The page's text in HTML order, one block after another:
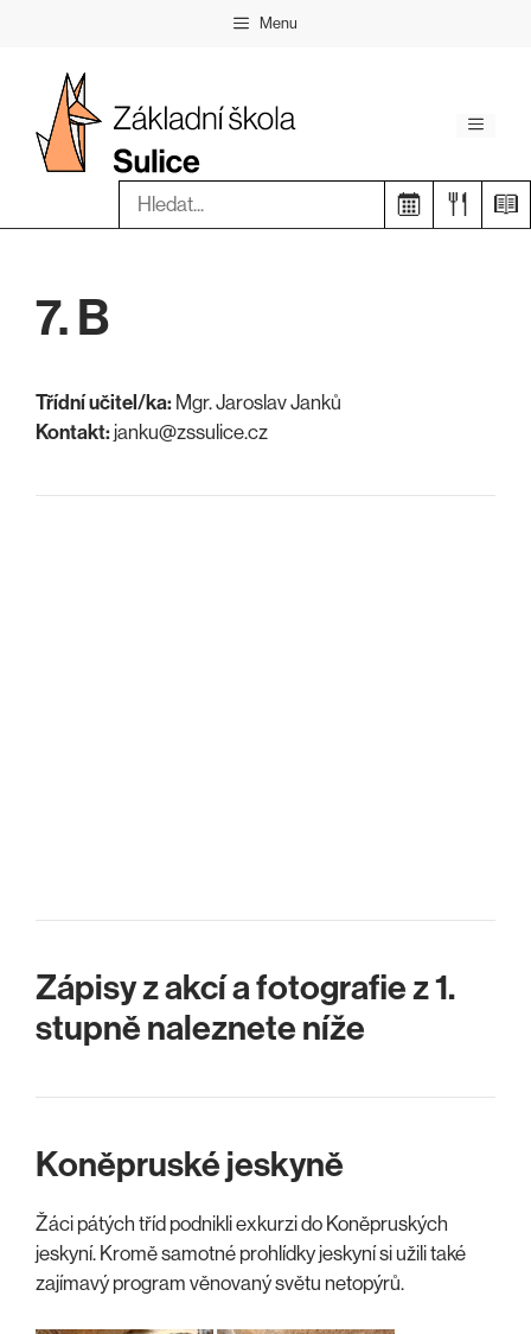
Menu
Menu
Hledat:
7. B
Třídní učitel/ka: Mgr. Jaroslav Janků
Kontakt: janku@zssulice.cz
Zápisy z akcí a fotografie z 1.
stupně naleznete níže
Koněpruské jeskyně
Žáci pátých tříd podnikli exkurzi do Koněpruských
jeskyní. Kromě samotné prohlídky jeskyní si užili také
zajímavý program věnovaný světu netopýrů.